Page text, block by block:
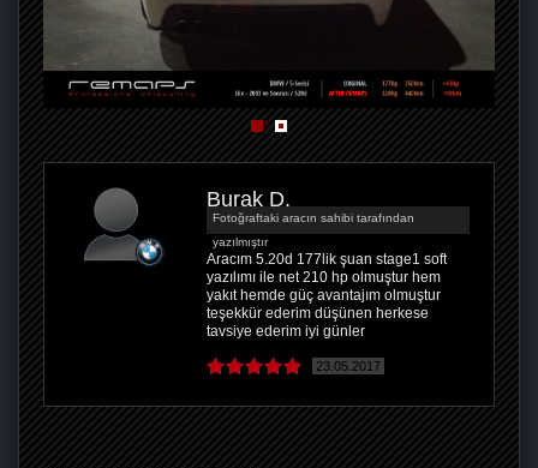
Burak D.
Fotoğraftaki aracın sahibi tarafından
yazılmıştır
Aracım 5.20d 177lik şuan stage1 soft
yazılımı ile net 210 hp olmuştur hem
yakıt hemde güç avantajım olmuştur
teşekkür ederim düşünen herkese
tavsiye ederim iyi günler
23.05.2017